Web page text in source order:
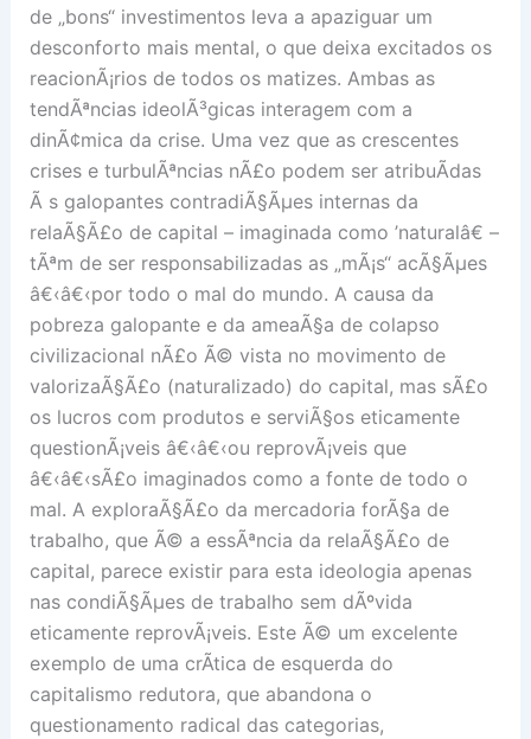
de „bons“ investimentos leva a apaziguar um
desconforto mais mental, o que deixa excitados os
reacionÃ¡rios de todos os matizes. Ambas as
tendÃªncias ideolÃ³gicas interagem com a
dinÃ¢mica da crise. Uma vez que as crescentes
crises e turbulÃªncias nÃ£o podem ser atribuÃ­das
Ã s galopantes contradiÃ§Ãµes internas da
relaÃ§Ã£o de capital – imaginada como ’naturalâ€ –
tÃªm de ser responsabilizadas as „mÃ¡s“ acÃ§Ãµes
â€‹â€‹por todo o mal do mundo. A causa da
pobreza galopante e da ameaÃ§a de colapso
civilizacional nÃ£o Ã© vista no movimento de
valorizaÃ§Ã£o (naturalizado) do capital, mas sÃ£o
os lucros com produtos e serviÃ§os eticamente
questionÃ¡veis â€‹â€‹ou reprovÃ¡veis que
â€‹â€‹sÃ£o imaginados como a fonte de todo o
mal. A exploraÃ§Ã£o da mercadoria forÃ§a de
trabalho, que Ã© a essÃªncia da relaÃ§Ã£o de
capital, parece existir para esta ideologia apenas
nas condiÃ§Ãµes de trabalho sem dÃºvida
eticamente reprovÃ¡veis. Este Ã© um excelente
exemplo de uma crÃ­tica de esquerda do
capitalismo redutora, que abandona o
questionamento radical das categorias,